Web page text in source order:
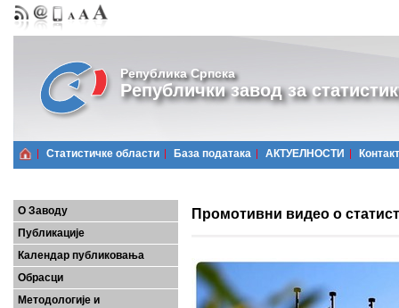
Република Српска
Републички завод за
Статистичке области Базa података АКТУЕЛНОСТИ Контакт
О Заводу
Публикације
Календар публиковања
Обрасци
Методологије и
Промотивни видео о